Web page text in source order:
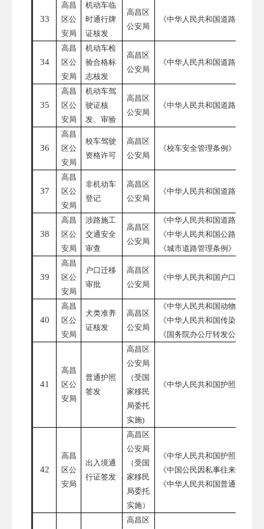
33
高昌
区公
安局
机动车临
时通行牌
证核发
高昌区
公安局
《中华人民共和国道路交通安
34
高昌
区公
安局
机动车检
验合格标
志核发
高昌区
公安局
《中华人民共和国道路交通安
35
高昌
区公
安局
机动车驾
驶证核
发、审验
高昌区
公安局
《中华人民共和国道路交通安
36
高昌
区公
安局
校车驾驶
资格许可
高昌区
公安局
《校车安全管理条例》
37
高昌
区公
安局
非机动车
登记
高昌区
公安局
《中华人民共和国道路交通安
38
高昌
区公
安局
涉路施工
交通安全
审查
高昌区
公安局
《中华人民共和国道路交通安
《中华人民共和国公路法》
《城市道路管理条例》
39
高昌
区公
安局
户口迁移
审批
高昌区
公安局
《中华人民共和国户口登记条
40
高昌
区公
安局
犬类准养
证核发
高昌区
公安局
《中华人民共和国动物防疫法
《中华人民共和国传染病防治
《国务院办公厅转发公安部
41
高昌
区公
安局
普通护照
签发
高昌区
公安局
（受国
家移民
局委托
实施)
《中华人民共和国护照法》
42
高昌
区公
安局
出入境通
行证签发
高昌区
公安局
（受国
家移民
局委托
实施）
《中华人民共和国护照法》
《中国公民因私事往来香港
《中华人民共和国普通护照
高昌区